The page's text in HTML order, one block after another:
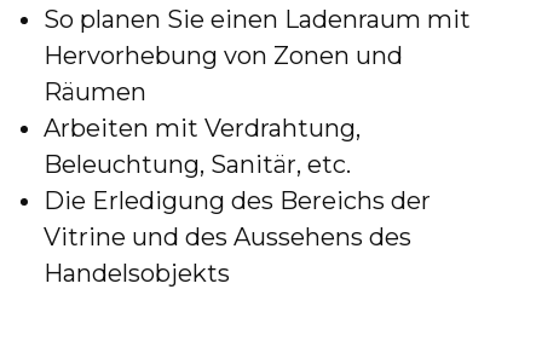
So planen Sie einen Ladenraum mit
Hervorhebung von Zonen und
Räumen
Arbeiten mit Verdrahtung,
Beleuchtung, Sanitär, etc.
Die Erledigung des Bereichs der
Vitrine und des Aussehens des
Handelsobjekts